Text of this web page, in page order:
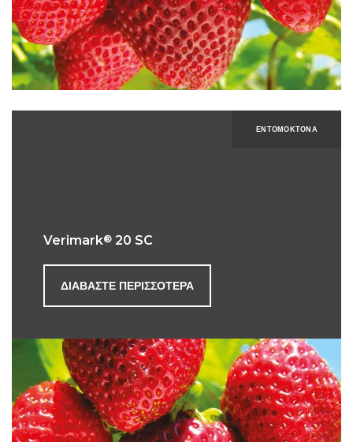
ΕΝΤΟΜΟΚΤΌΝΑ
Verimark® 20 SC
ΔΙΑΒΆΣΤΕ ΠΕΡΙΣΣΌΤΕΡΑ